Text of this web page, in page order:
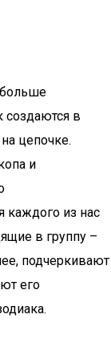
создаются в
цепочке.
и
каждого из нас
в группу –
подчеркивают
его